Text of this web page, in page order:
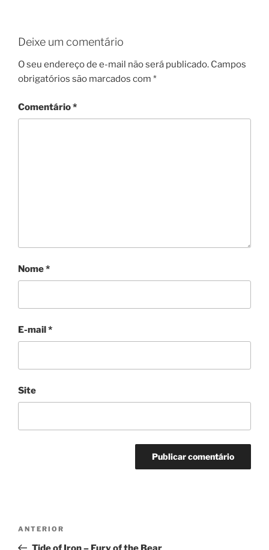
Deixe um comentário
O seu endereço de e-mail não será publicado. Campos
obrigatórios são marcados com *
Comentário*
Nome*
E-mail*
Site
Post
anterior
ANTERIOR